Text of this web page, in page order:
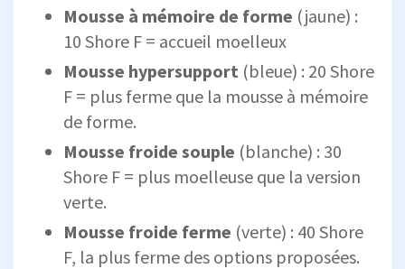
Mousse à mémoire de forme (jaune) :
10 Shore F = accueil moelleux
Mousse hypersupport (bleue) : 20 Shore
F = plus ferme que la mousse à mémoire
de forme.
Mousse froide souple (blanche) : 30
Shore F = plus moelleuse que la version
verte.
Mousse froide ferme (verte) : 40 Shore
F, la plus ferme des options proposées.